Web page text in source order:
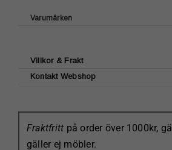
Wigells
Varumärken
Bruka Desgin
Laura Ashley Tableware
Kerstin Landström
Klippan Yllefabrik
Maileg
Villkor & Frakt
Kontakt Webshop
Fraktfritt på order över 1000kr,
gäller ej möbler.